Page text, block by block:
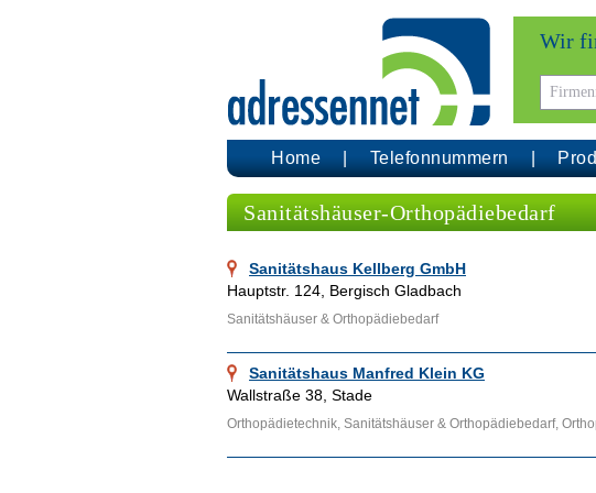
Wir
Home Telefonnummern
Sanitätshäuser-Orthopädiebedarf
Sanitätshaus Kellberg GmbH
Hauptstr. 124, Bergisch Gladbach
Sanitätshäuser & Orthopädiebedarf
Sanitätshaus Manfred Klein KG
Wallstraße 38, Stade
Orthopädietechnik, Sanitätshäuser & Orthopädiebedarf,